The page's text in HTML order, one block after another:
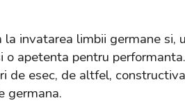
invatarea limbii germane si,
apetenta pentru performanta.
esec, de altfel,
germana.